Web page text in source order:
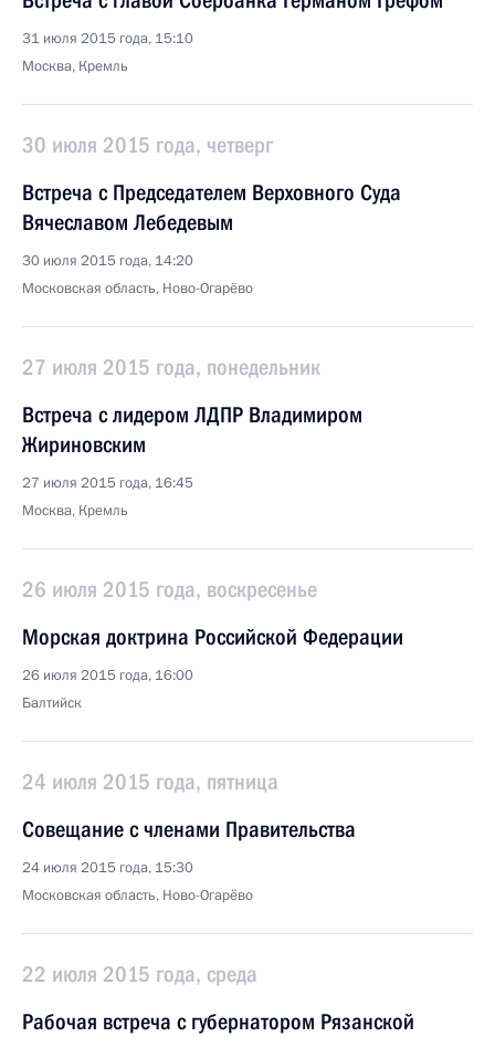
31 июля 2015 года, 15:10
Москва, Кремль
30 июля 2015 года, четверг
Встреча с Председателем Верховного Суда
Вячеславом Лебедевым
30 июля 2015 года, 14:20
Московская область, Ново-Огарёво
27 июля 2015 года, понедельник
Встреча с лидером ЛДПР Владимиром
Жириновским
27 июля 2015 года, 16:45
Москва, Кремль
26 июля 2015 года, воскресенье
Морская доктрина Российской Федерации
26 июля 2015 года, 16:00
Балтийск
24 июля 2015 года, пятница
Совещание с членами Правительства
24 июля 2015 года, 15:30
Московская область, Ново-Огарёво
22 июля 2015 года, среда
Рабочая встреча с губернатором Рязанской